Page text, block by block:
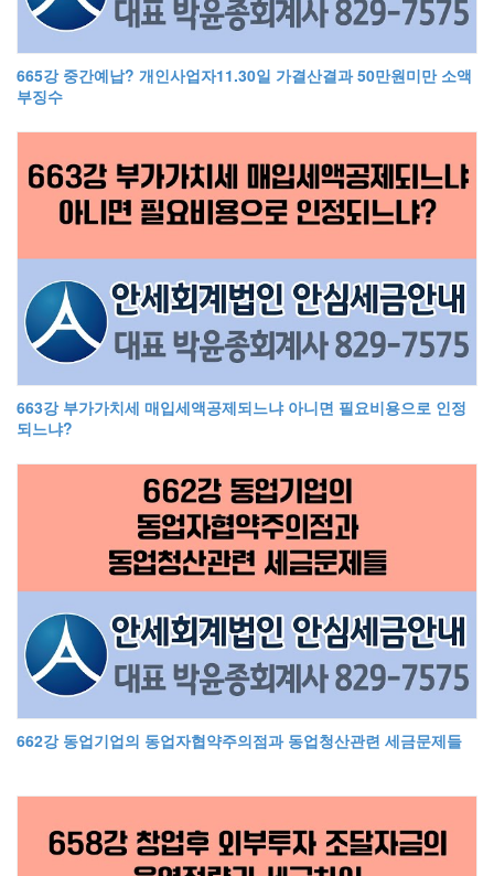
665강 중간예납? 개인사업자11.30일 가결산결과 50만원미만 소액
부징수
663강 부가가치세 매입세액공제되느냐 아니면 필요비용으로 인정
되느냐?
662강 동업기업의 동업자협약주의점과 동업청산관련 세금문제들